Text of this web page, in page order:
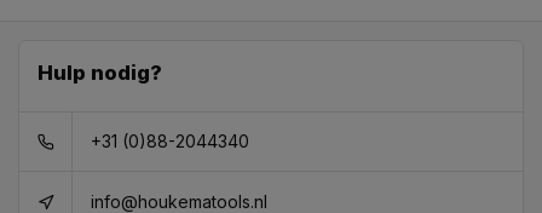
Hulp nodig?
+31 (0)88-2044340
info@houkematools.nl